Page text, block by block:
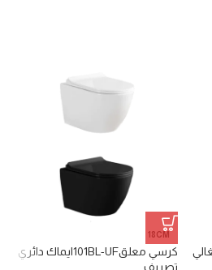
18CM
كرسي معلق101BL-UFايماك دائري
تصريف